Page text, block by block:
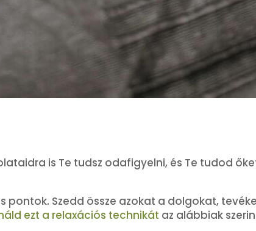
is Te tudsz odafigyelni, és Te tudod
Szedd össze azokat a dolgokat,
ezt a relaxációs technikát az alábbiak